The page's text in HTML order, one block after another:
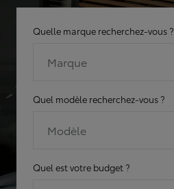
Quelle marque recherchez-vous ?
Marque
Quel modèle recherchez-vous ?
Modèle
Quel est votre budget ?